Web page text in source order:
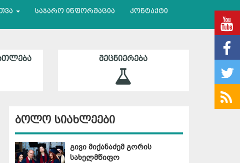
საჯარო ინფორმაცია კონტაქტი
ᲛᲔᲪᲜᲘᲔᲠᲔᲑᲐ
ბოლო სიახლეები
გივი მიქანაძემ გორის
სახელმწიფო